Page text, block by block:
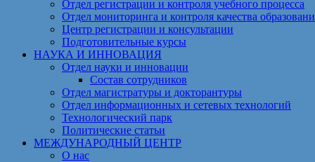
Отдел регистрации и контроля учебного процесса
Отдел мониторинга и контроля качества
Центр регистрации и консультации
Подготовительные курсы
НАУКА И ИННОВАЦИЯ
Отдел науки и инновации
Состав сотрудников
Отдел магистратуры и докторантуры
Отдел информационных и сетевых технологий
Технологический парк
Политические статьи
МЕЖДУНАРОДНЫЙ ЦЕНТР
О нас